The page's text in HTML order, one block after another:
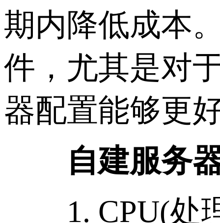
期内降低成本
件，尤其是对
器配置能够更
自建服务
1. CPU(处理